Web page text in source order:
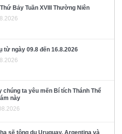
Bảy Tuần XVIII Thường Niên
từ ngày 09.8 đến 16.8.2026
chúng ta yêu mến Bí tích Thánh Thể
này
sẽ tông du Uruguay, Argentina và